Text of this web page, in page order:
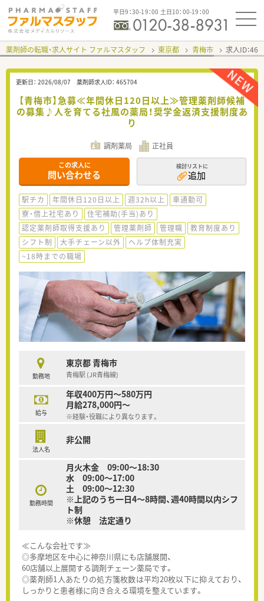
平日9：30-19：00 土日10：00-19：00
薬剤師の転職・求人サイト ファルマスタッフ 東京都 青梅市 求人ID：
更新日： 2026/08/07 薬剤師求人ID： 465704
【青梅市】急募≪年間休日120日以上≫管理薬剤師候補
の募集♪人を育てる社風の薬局！奨学金返済支援制度あ
り
調剤薬局 正社員
この求人に
問い合わせる
検討リストに
追加
駅チカ 年間休日120日以上 週32h以上
車通勤可
寮・借上社宅あり
住宅補助(手当)あり
認定薬剤師取得支援あり
管理薬剤師 管理職
教育制度あり
シフト制
大手チェーン以外
ヘルプ体制充実
~18時までの職場
勤務地
東京都 青梅市
青梅駅 (JR青梅線)
給与
年収400万円～580万円
月給278,000円～
※経験・役職により異なります。
法人名
非公開
勤務時間
月火木金 09:00～18:30
水 09:00～17:00
土 09:00～12:30
※上記のうち一日4～8時間、週40時間以内シフ
ト制
※休憩 法定通り
≪こんな会社です≫
◎多摩地区を中心に神奈川県にも店舗展開、
60店舗以上展開する調剤チェーン薬局です。
◎薬剤師1人あたりの処方箋枚数は平均20枚以下に抑えており、
しっかりと患者様に向き合える環境を整えています。